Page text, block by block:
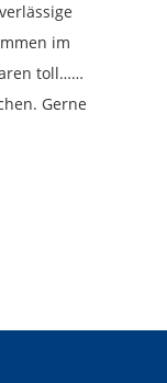
im
toll……
Gerne